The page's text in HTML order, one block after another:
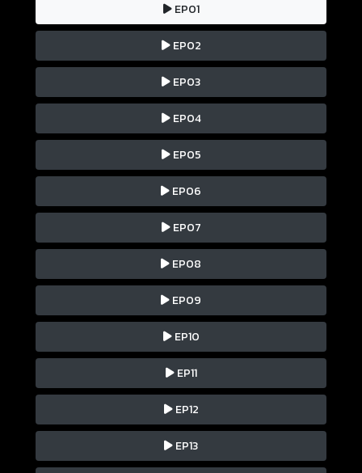
EP01
EP02
EP03
EP04
EP05
EP06
EP07
EP08
EP09
EP10
EP11
EP12
EP13